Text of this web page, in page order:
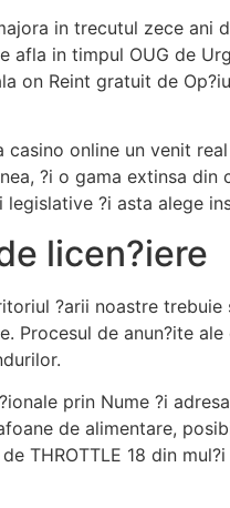
in trecutul zece ani
in timpul OUG de
on Reint gratuit de
online un venit
?i o gama extinsa
?i asta alege
licen?iere
?arii noastre
de anun?ite
prin Nume ?i
de alimentare,
THROTTLE 18 din